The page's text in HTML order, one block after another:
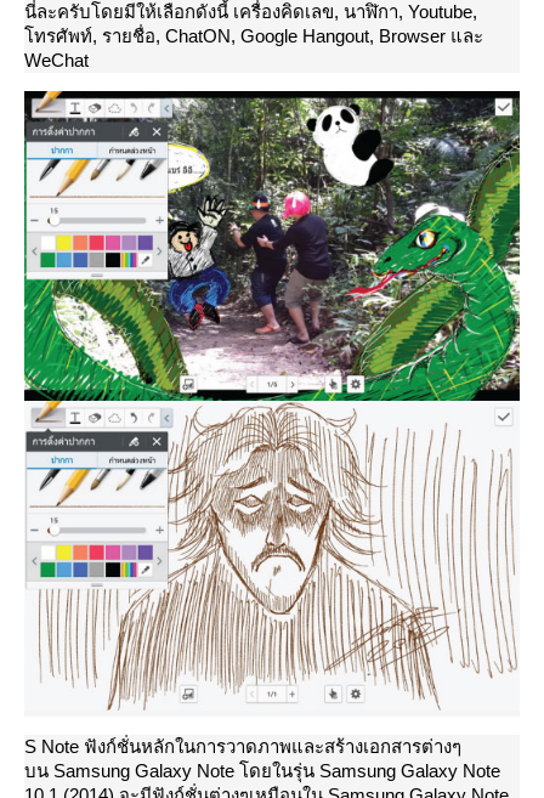
นี่ละครับโดยมีให้เลือกดังนี้ เครื่องคิดเลข, นาฬิกา, Youtube,
ทรศัพท์, รายชื่อ, ChatON, Google Hangout, Browser และ
WeChat
S Note ฟังก์ชั่นหลักในการวาดภาพและสร้างเอกสารต่างๆ
บน Samsung Galaxy Note โดยในรุ่น Samsung Galaxy Note